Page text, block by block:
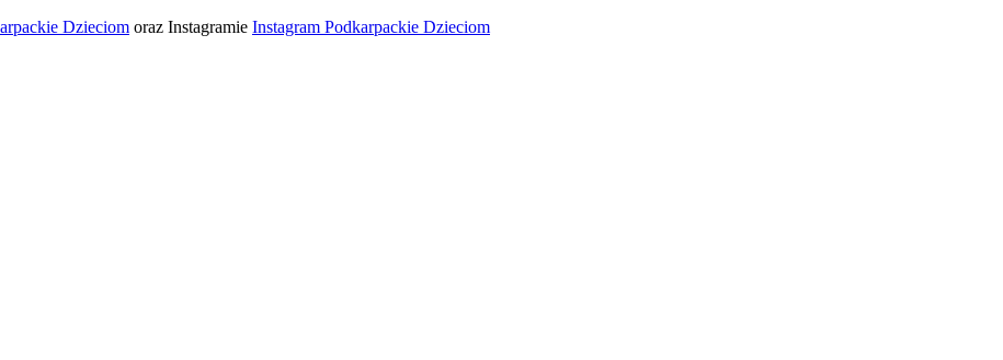
Dzieciom oraz Instagramie Instagram Podkarpackie Dzieciom